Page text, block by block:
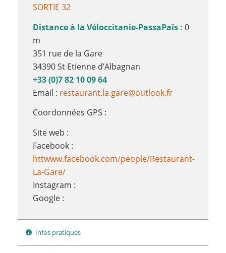
SORTIE 32
Distance à la Véloccitanie-PassaPaïs : 0
m
351 rue de la Gare
34390 St Etienne d’Albagnan
+33 (0)7 82 10 09 64
Email : restaurant.la.gare@outlook.fr
Coordonnées GPS :
Site web :
Facebook :
httwww.facebook.com/people/Restaurant-
La-Gare/
Instagram :
Google :
Infos pratiques